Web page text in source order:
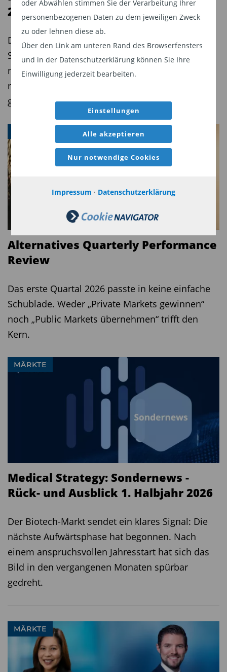
oder Abwählen stimmen Sie der Verarbeitung Ihrer
personenbezogenen Daten zu dem jeweiligen Zweck
zu oder lehnen diese ab.
Über den Link am unteren Rand des Browserfensters
und in der Datenschutzerklärung können Sie Ihre
Einwilligung jederzeit bearbeiten.
Einstellungen
Alle akzeptieren
Nur notwendige Cookies
Impressum · Datenschutzerklärung
Unklar bleibt zudem, ob die Regierung
zusätzliche Maßnahmen wie Ausgabenkürzungen
oder Programmverlängerungen – etwa bei
Missionen – einleiten wird. Thozet spricht von
einer „anhaltend hohen politischen Unsicherheit“
auf der anderen Seite des Atlantiks. Für Anleger
bedeute das: Auch wenn die Marktreaktionen
aktuell ruhig bleiben, könnten Fed, Verbraucher
und Unternehmen schon bald stärker betroffen
sein. (
Diesen Beitrag teilen:
2026
Das zweite Quartal brachte einen weiteren
Schock für die Weltwirtschaft: Der Rohölpreis
näherte sich der 120-Dollar-Marke pro Barrel,
nachdem der Iran-Krieg die Straße von Hormus
gesperrt hatte.
Alternatives Quarterly Performance
Review
Das erste Quartal 2026 passte in keine einfache
Schublade. Weder „Private Markets gewinnen“
noch „Public Markets übernehmen“ trifft den
Kern.
MÄRKTE
Medical Strategy: Sondernews -
Rück- und Ausblick 1. Halbjahr 2026
Der Biotech-Markt sendet ein klares Signal: Die
nächste Aufwärtsphase hat begonnen. Nach
einem anspruchsvollen Jahresstart hat sich das
Bild in den vergangenen Monaten spürbar
gedreht.
MÄRKTE